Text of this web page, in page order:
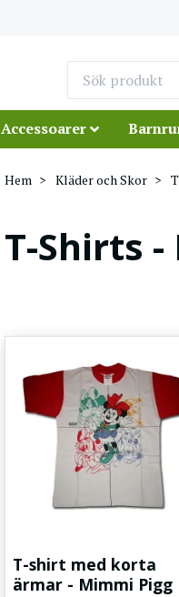
Accessoarer
Hem Kläder och Skor
T-Shirts -
T-shirt med korta
ärmar - Mimmi Pigg